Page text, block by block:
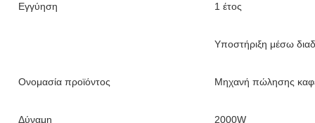
Εγγύηση 1 έτος
Υποστήριξη μέσω
Ονομασία προϊόντος Μηχανή πώλησης
Δύναμη 2000W